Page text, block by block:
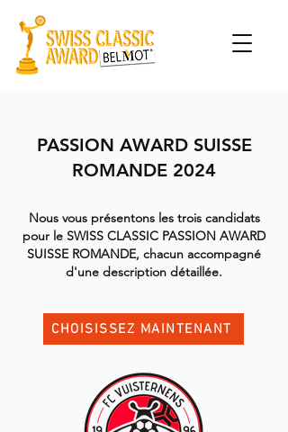
PASSION AWARD SUISSE
ROMANDE 2024
Nous vous présentons les trois candidats
pour le SWISS CLASSIC PASSION AWARD
SUISSE ROMANDE, chacun accompagné
d'une description détaillée.
CHOISISSEZ MAINTENANT